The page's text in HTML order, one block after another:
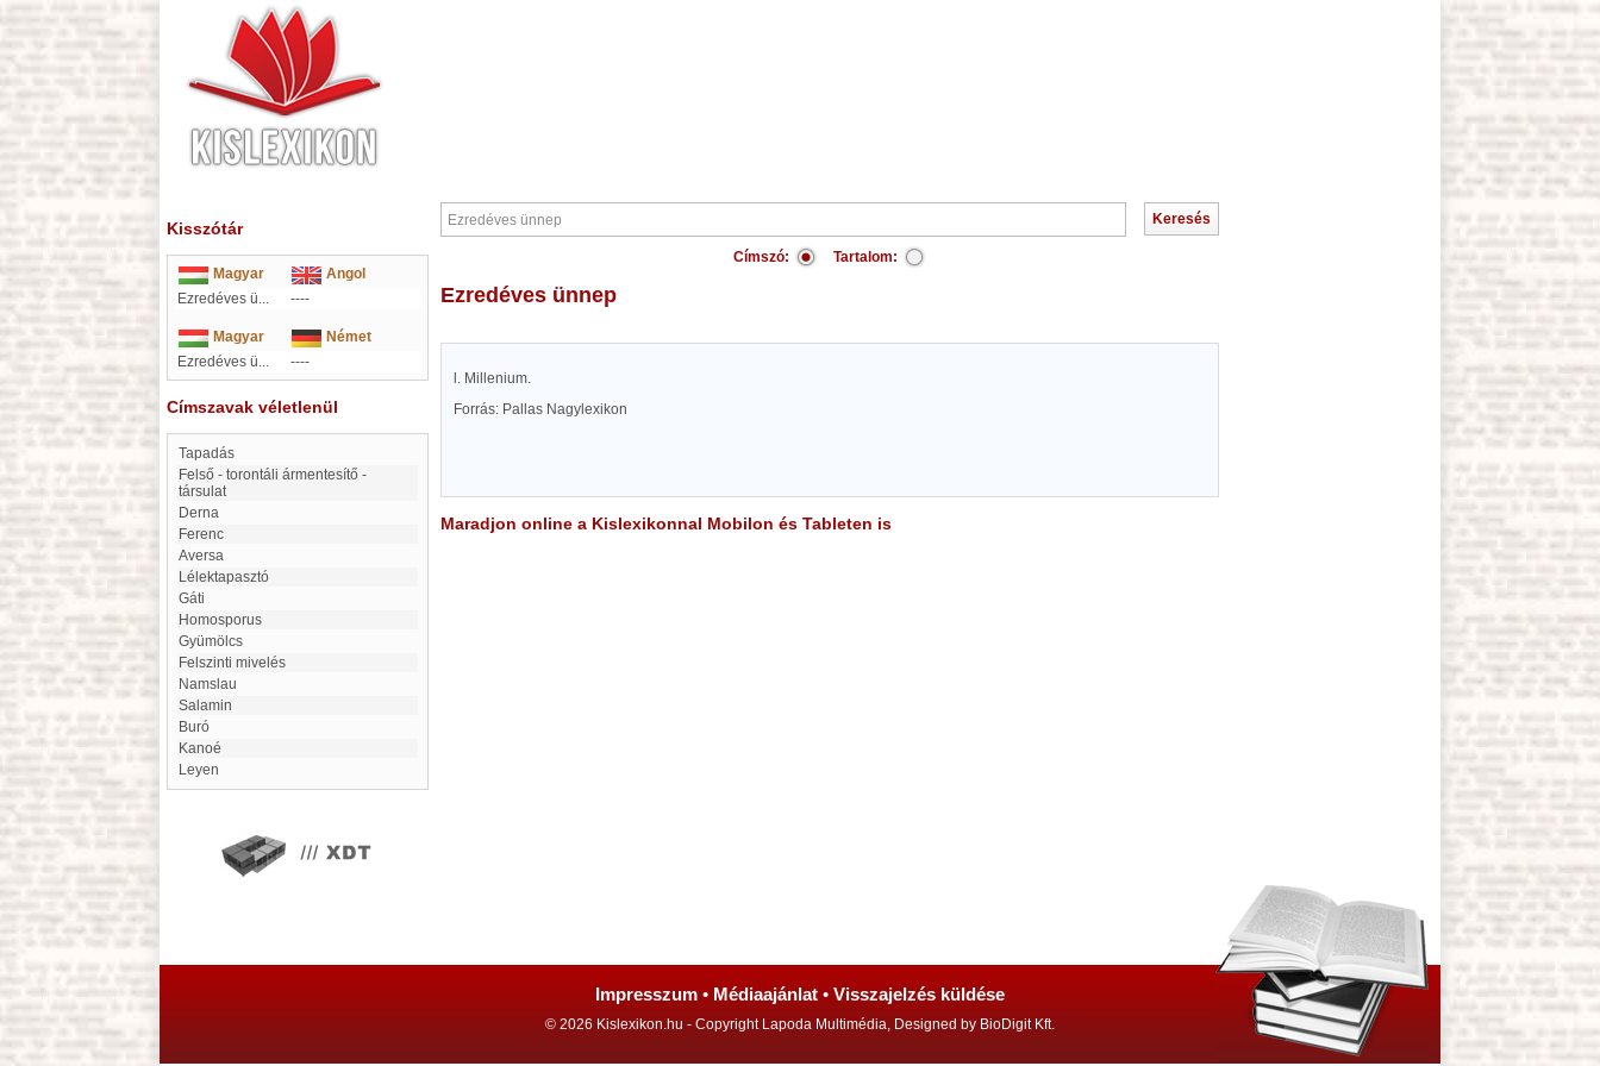
Kisszótár
Magyar
Angol
Ezredéves ü...
----
Magyar
Német
Ezredéves ü...
----
Címszavak véletlenül
Tapadás
Felső - torontáli ármentesítő -
társulat
Derna
Ferenc
Aversa
Lélektapasztó
Gáti
Homosporus
Gyümölcs
Felszinti mivelés
Namslau
Salamin
Buró
kanoé
Leyen
Címszó: Tartalom:
Ezredéves ünnep
l. Millenium.
Forrás: Pallas Nagylexikon
Maradjon online a Kislexikonnal Mobilon és Tableten is
Impresszum • Médiaajánlat • Visszajelzés küldése
© 2026 Kislexikon.hu - Copyright Lapoda Multimédia, Designed by BioDigit Kft.